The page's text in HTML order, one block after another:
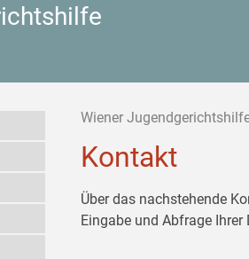
Wiener
Kontakt
Über das nachstehende
Eingabe und Abfrage